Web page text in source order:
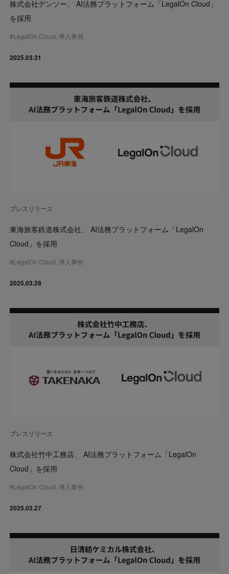
株式会社デンソー、 AI法務プラットフォーム「LegalOn Cloud」
を採用
#LegalOn Cloud 導入事例
2025.03.31
プレスリリース
東海旅客鉄道株式会社、 AI法務プラットフォーム「LegalOn
Cloud」を採用
#LegalOn Cloud 導入事例
2025.03.28
プレスリリース
株式会社竹中工務店、 AI法務プラットフォーム「LegalOn
Cloud」を採用
#LegalOn Cloud 導入事例
2025.03.27